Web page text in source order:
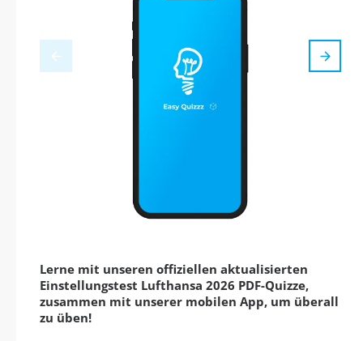
Lerne mit unseren offiziellen aktualisierten
Einstellungstest Lufthansa 2026 PDF-Quizze,
zusammen mit unserer mobilen App, um überall
zu üben!